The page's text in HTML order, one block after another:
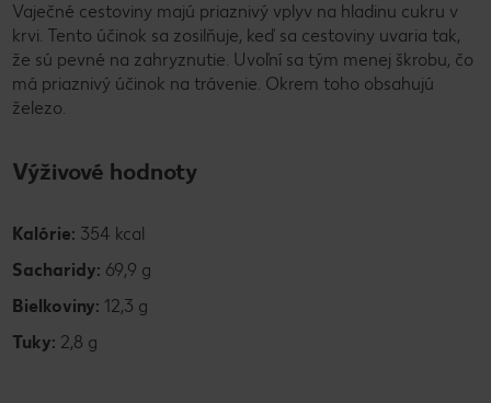
Vaječné cestoviny majú priaznivý vplyv na hladinu cukru v
krvi. Tento účinok sa zosilňuje, keď sa cestoviny uvaria tak,
že sú pevné na zahryznutie. Uvoľní sa tým menej škrobu, čo
má priaznivý účinok na trávenie. Okrem toho obsahujú
železo.
Výživové hodnoty
Kalórie: 354 kcal
Sacharidy: 69,9 g
Bielkoviny: 12,3 g
Tuky: 2,8 g